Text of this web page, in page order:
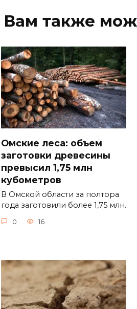
Вам также
Омские леса: объем
заготовки древесины
превысил 1,75 млн
кубометров
В Омской области за полтора
года заготовили более 1,75 млн.
0 16